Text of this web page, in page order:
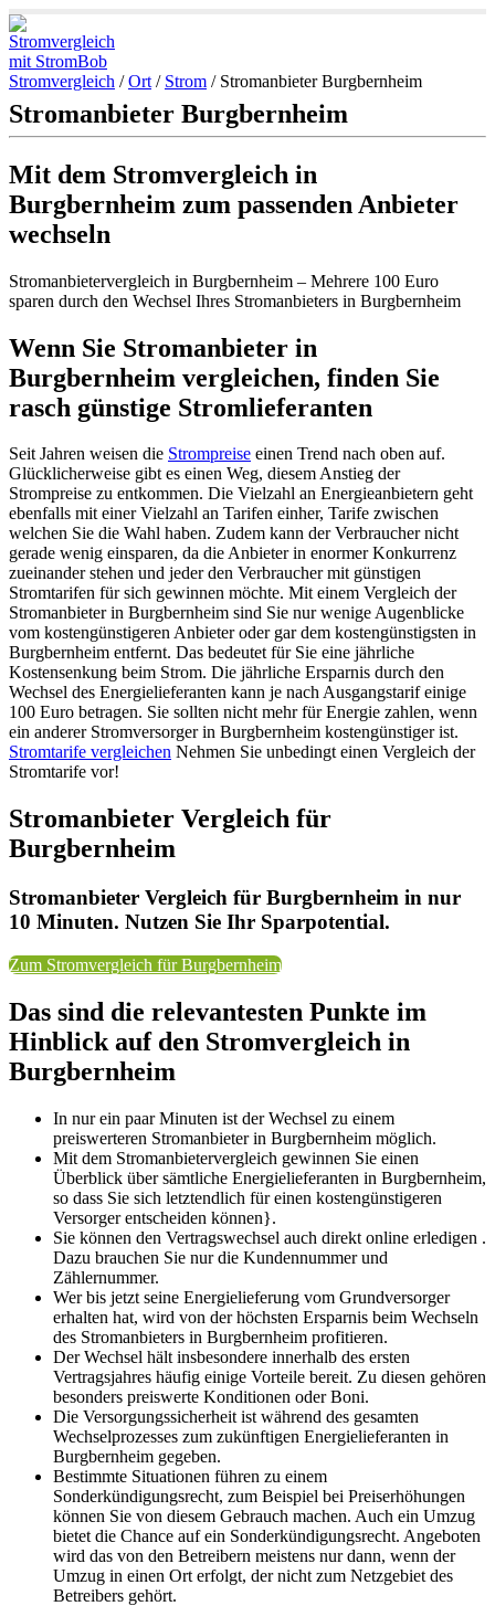
Stromvergleich /Ort / Strom / Stromanbieter Burgbernheim
Stromanbieter Burgbernheim
Mit dem Stromvergleich in
Burgbernheim zum passenden Anbieter
wechseln
Stromanbietervergleich in Burgbernheim – Mehrere 100 Euro
sparen durch den Wechsel Ihres Stromanbieters in Burgbernheim
Wenn Sie Stromanbieter in
Burgbernheim vergleichen, finden Sie
rasch günstige Stromlieferanten
Seit Jahren weisen die Strompreise einen Trend nach oben auf.
Glücklicherweise gibt es einen Weg, diesem Anstieg der
Strompreise zu entkommen. Die Vielzahl an Energieanbietern geht
ebenfalls mit einer Vielzahl an Tarifen einher, Tarife zwischen
welchen Sie die Wahl haben. Zudem kann der Verbraucher nicht
gerade wenig einsparen, da die Anbieter in enormer Konkurrenz
zueinander stehen und jeder den Verbraucher mit günstigen
Stromtarifen für sich gewinnen möchte. Mit einem Vergleich der
Stromanbieter in Burgbernheim sind Sie nur wenige Augenblicke
vom kostengünstigeren Anbieter oder gar dem kostengünstigsten in
Burgbernheim entfernt. Das bedeutet für Sie eine jährliche
Kostensenkung beim Strom. Die jährliche Ersparnis durch den
Wechsel des Energielieferanten kann je nach Ausgangstarif einige
100 Euro betragen. Sie sollten nicht mehr für Energie zahlen, wenn
ein anderer Stromversorger in Burgbernheim kostengünstiger ist.
Stromtarife vergleichen Nehmen Sie unbedingt einen Vergleich der
Stromtarife vor!
Stromanbieter Vergleich für
Burgbernheim
Stromanbieter Vergleich für Burgbernheim in nur
10 Minuten. Nutzen Sie Ihr Sparpotential.
Zum Stromvergleich für Burgbernheim
Das sind die relevantesten Punkte im
Hinblick auf den Stromvergleich in
Burgbernheim
In nur ein paar Minuten ist der Wechsel zu einem
preiswerteren Stromanbieter in Burgbernheim möglich.
Mit dem Stromanbietervergleich gewinnen Sie einen
Überblick über sämtliche Energielieferanten in Burgbernheim,
so dass Sie sich letztendlich für einen kostengünstigeren
Versorger entscheiden können}.
Sie können den Vertragswechsel auch direkt online erledigen .
Dazu brauchen Sie nur die Kundennummer und
Zählernummer.
Wer bis jetzt seine Energielieferung vom Grundversorger
erhalten hat, wird von der höchsten Ersparnis beim Wechseln
des Stromanbieters in Burgbernheim profitieren.
Der Wechsel hält insbesondere innerhalb des ersten
Vertragsjahres häufig einige Vorteile bereit. Zu diesen gehören
besonders preiswerte Konditionen oder Boni.
Die Versorgungssicherheit ist während des gesamten
Wechselprozesses zum zukünftigen Energielieferanten in
Burgbernheim gegeben.
Bestimmte Situationen führen zu einem
Sonderkündigungsrecht, zum Beispiel bei Preiserhöhungen
können Sie von diesem Gebrauch machen. Auch ein Umzug
bietet die Chance auf ein Sonderkündigungsrecht. Angeboten
wird das von den Betreibern meistens nur dann, wenn der
Umzug in einen Ort erfolgt, der nicht zum Netzgebiet des
Betreibers gehört.